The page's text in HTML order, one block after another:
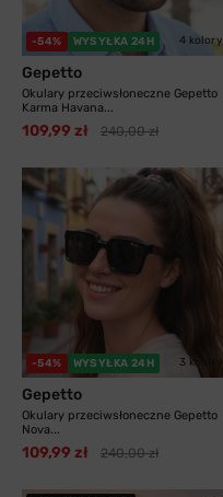
-54% WYSYŁKA 24H 4 kolory
Gepetto
Okulary przeciwsłoneczne Gepetto
Karma Havana...
109,99 zł 240,00 zł
-54% WYSYŁKA 24H 3 kolory
Gepetto
Okulary przeciwsłoneczne Gepetto
Nova...
109,99 zł 240,00 zł